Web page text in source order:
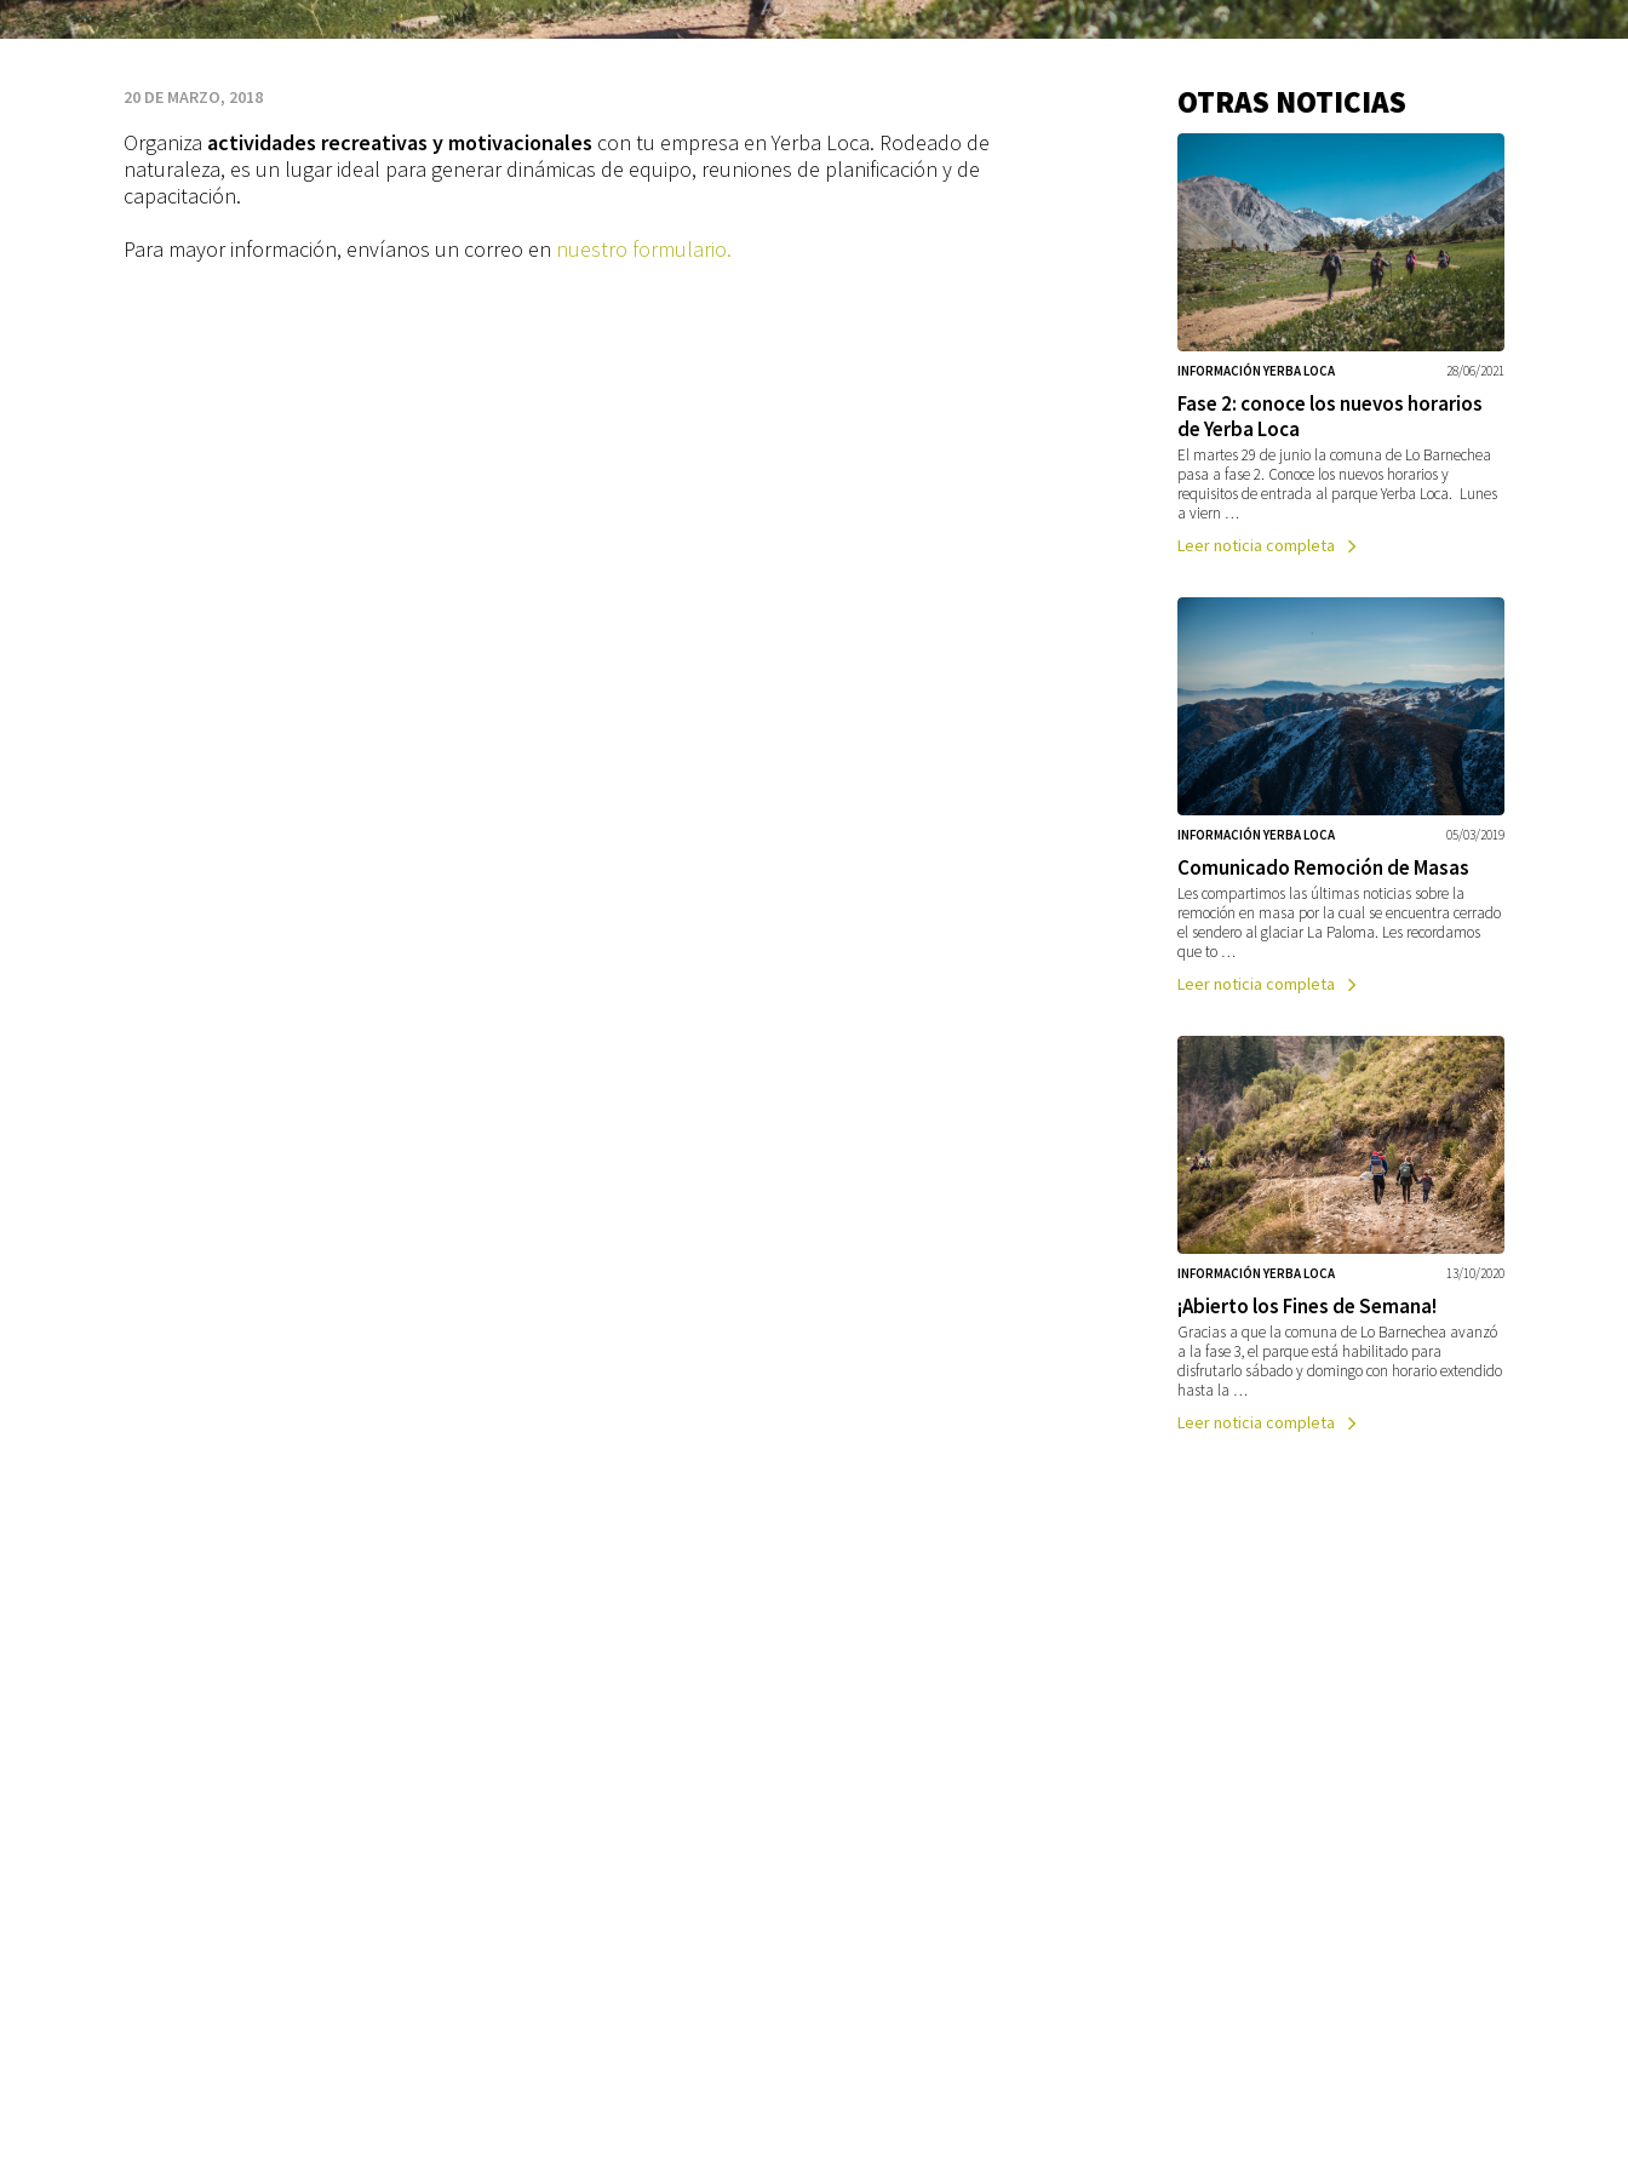
20 DE MARZO, 2018
Organiza actividades recreativas y motivacionales con tu empresa en Yerba Loca. Rodeado de
naturaleza, es un lugar ideal para generar dinámicas de equipo, reuniones de planificación y de
capacitación.
Para mayor información, envíanos un correo en nuestro formulario.
Información
adicional
OTRAS NOTICIAS
28/06/2021
INFORMACIÓN YERBA LOCA
Fase 2: conoce los nuevos horarios
de Yerba Loca
El martes 29 de junio la comuna de Lo Barnechea
pasa a fase 2. Conoce los nuevos horarios y
requisitos de entrada al parque Yerba Loca. Lunes
a viern …
Leer noticia completa
05/03/2019
INFORMACIÓN YERBA LOCA
Comunicado Remoción de Masas
Les compartimos las últimas noticias sobre la
remoción en masa por la cual se encuentra cerrado
el sendero al glaciar La Paloma. Les recordamos
que to …
Leer noticia completa
13/10/2020
INFORMACIÓN YERBA LOCA
¡Abierto los Fines de Semana!
Gracias a que la comuna de Lo Barnechea avanzó
a la fase 3, el parque está habilitado para
disfrutarlo sábado y domingo con horario extendido
hasta la …
Leer noticia completa